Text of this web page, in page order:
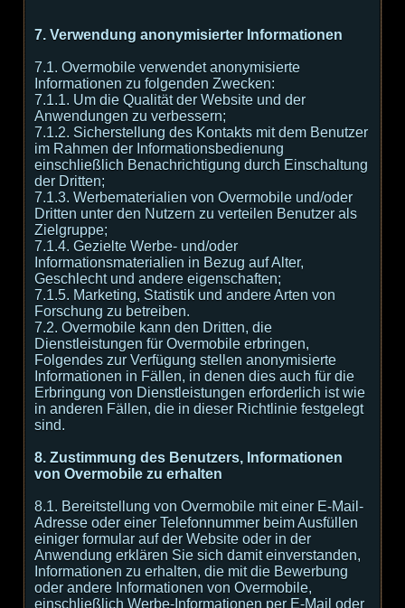
7. Verwendung anonymisierter Informationen
7.1. Overmobile verwendet anonymisierte
Informationen zu folgenden Zwecken:
7.1.1. Um die Qualität der Website und der
Anwendungen zu verbessern;
7.1.2. Sicherstellung des Kontakts mit dem Benutzer
im Rahmen der Informationsbedienung
einschließlich Benachrichtigung durch Einschaltung
der Dritten;
7.1.3. Werbematerialien von Overmobile und/oder
Dritten unter den Nutzern zu verteilen Benutzer als
Zielgruppe;
7.1.4. Gezielte Werbe- und/oder
Informationsmaterialien in Bezug auf Alter,
Geschlecht und andere eigenschaften;
7.1.5. Marketing, Statistik und andere Arten von
Forschung zu betreiben.
7.2. Overmobile kann den Dritten, die
Dienstleistungen für Overmobile erbringen,
Folgendes zur Verfügung stellen anonymisierte
Informationen in Fällen, in denen dies auch für die
Erbringung von Dienstleistungen erforderlich ist wie
in anderen Fällen, die in dieser Richtlinie festgelegt
sind.
8. Zustimmung des Benutzers, Informationen
von Overmobile zu erhalten
8.1. Bereitstellung von Overmobile mit einer E-Mail-
Adresse oder einer Telefonnummer beim Ausfüllen
einiger formular auf der Website oder in der
Anwendung erklären Sie sich damit einverstanden,
Informationen zu erhalten, die mit die Bewerbung
oder andere Informationen von Overmobile,
einschließlich Werbe-Informationen per E-Mail oder